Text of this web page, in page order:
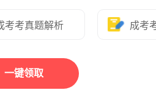
考考真题解析 成考
一键领取